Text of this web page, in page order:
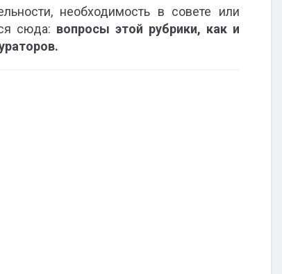
необходимость в совете или
сюда: вопросы этой рубрики, как и